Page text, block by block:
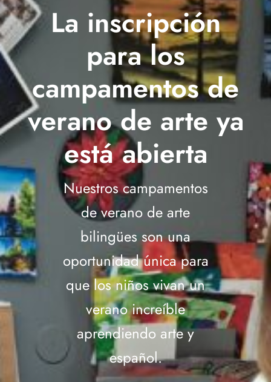
La inscripción
para los
campamentos de
verano de arte ya
está abierta
Nuestros campamentos
de verano de arte
bilingües son una
oportunidad única para
que los niños vivan un
verano increíble
aprendiendo arte y
español.